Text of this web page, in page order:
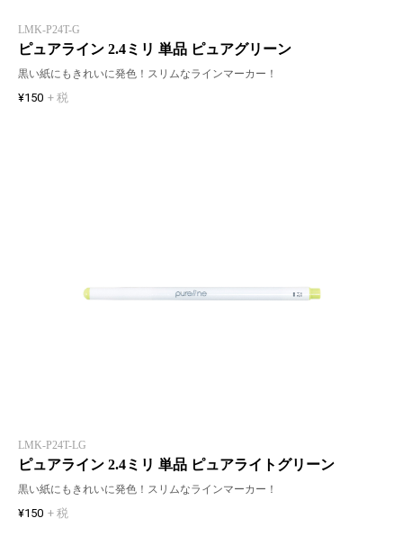
LMK-P24T-G
ピュアライン 2.4ミリ 単品 ピュアグリーン
黒い紙にもきれいに発色！スリムなラインマーカー！
¥150 + 税
LMK-P24T-LG
ピュアライン 2.4ミリ 単品 ピュアライトグリーン
黒い紙にもきれいに発色！スリムなラインマーカー！
¥150 + 税